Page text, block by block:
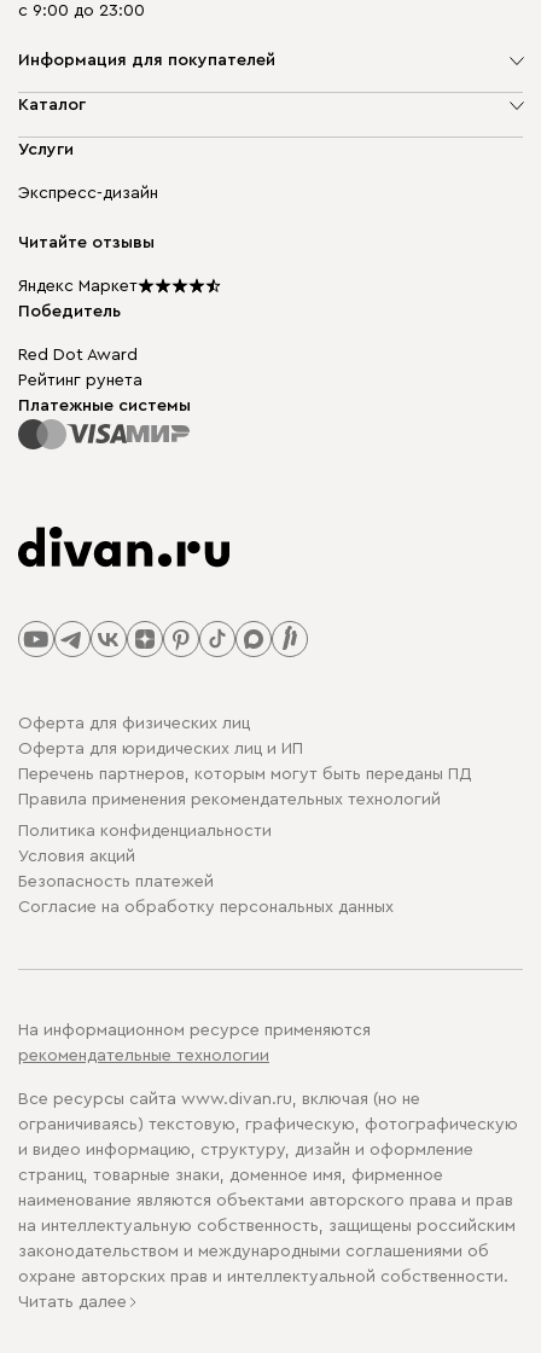
с 9:00 до 23:00
Информация для покупателей
О компании
Доставка и оплата
диван.клуб
Подарочные сертификаты
Мы в прессе
Каталог
Мягкая мебель
Бескаркасная мебель
Столы и стулья
Услуги
Экспресс-дизайн
Читайте отзывы
Яндекс Маркет
Победитель
Red Dot Award
Рейтинг рунета
Платежные системы
Оферта для физических лиц
Оферта для юридических лиц и ИП
Перечень партнеров, которым могут быть переданы ПД
Правила применения рекомендательных технологий
Политика конфиденциальности
Условия акций
Безопасность платежей
Cогласие на обработку персональных данных
На информационном ресурсе применяются
рекомендательные технологии
Все ресурсы сайта www.divan.ru, включая (но не
ограничиваясь) текстовую, графическую, фотографическую
и видео информацию, структуру, дизайн и оформление
страниц, товарные знаки, доменное имя, фирменное
наименование являются объектами авторского права и прав
на интеллектуальную собственность, защищены российским
законодательством и международными соглашениями об
охране авторских прав и интеллектуальной собственности.
Читать далее